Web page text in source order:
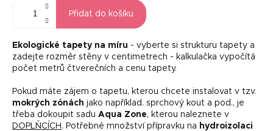
Přidat do košíku
Ekologické tapety na míru - vyberte si strukturu tapety a
zadejte rozměr stěny v centimetrech - kalkulačka vypočítá
počet metrů čtverečních a cenu tapety.
Pokud máte zájem o tapetu, kterou chcete instalovat v tzv.
mokrých zónách jako například. sprchový kout a pod., je
třeba dokoupit sadu Aqua Zone, kterou naleznete v
DOPLŇCÍCH . Potřebné množství přípravku na hydroizolaci